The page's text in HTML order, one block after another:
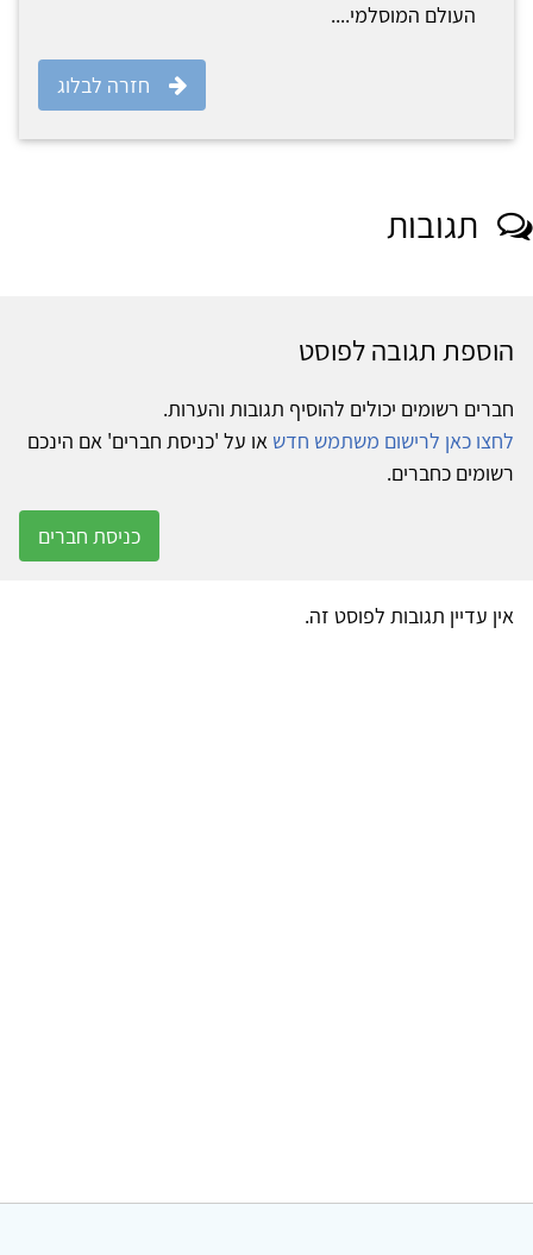
העולם המוסלמי....
חזרה לבלוג
תגובות
הוספת תגובה לפוסט
חברים רשומים יכולים להוסיף תגובות והערות.
לחצו כאן לרישום משתמש חדש או על 'כניסת חברים' אם הינכם
רשומים כחברים.
כניסת חברים
אין עדיין תגובות לפוסט זה.